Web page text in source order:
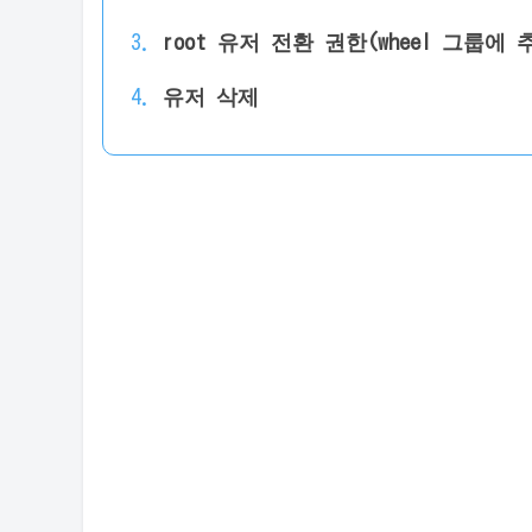
root 유저 전환 권한(wheel 그룹에
유저 삭제